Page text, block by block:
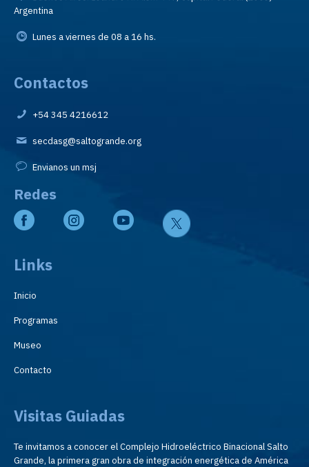
Argentina
Lunes a viernes de 08 a 16 hs.
Contactos
+54 345 4216612
secdasg@saltogrande.org
Envianos un msj
Redes
Links
Inicio
Programas
Museo
Contacto
Visitas Guiadas
Te invitamos a conocer el Complejo Hidroeléctrico Binacional Salto
Grande, la primera gran obra de integración energética de América